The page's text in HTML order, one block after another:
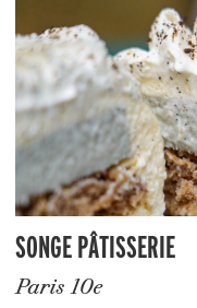
SONGE PÂTISSERIE
Paris 10e